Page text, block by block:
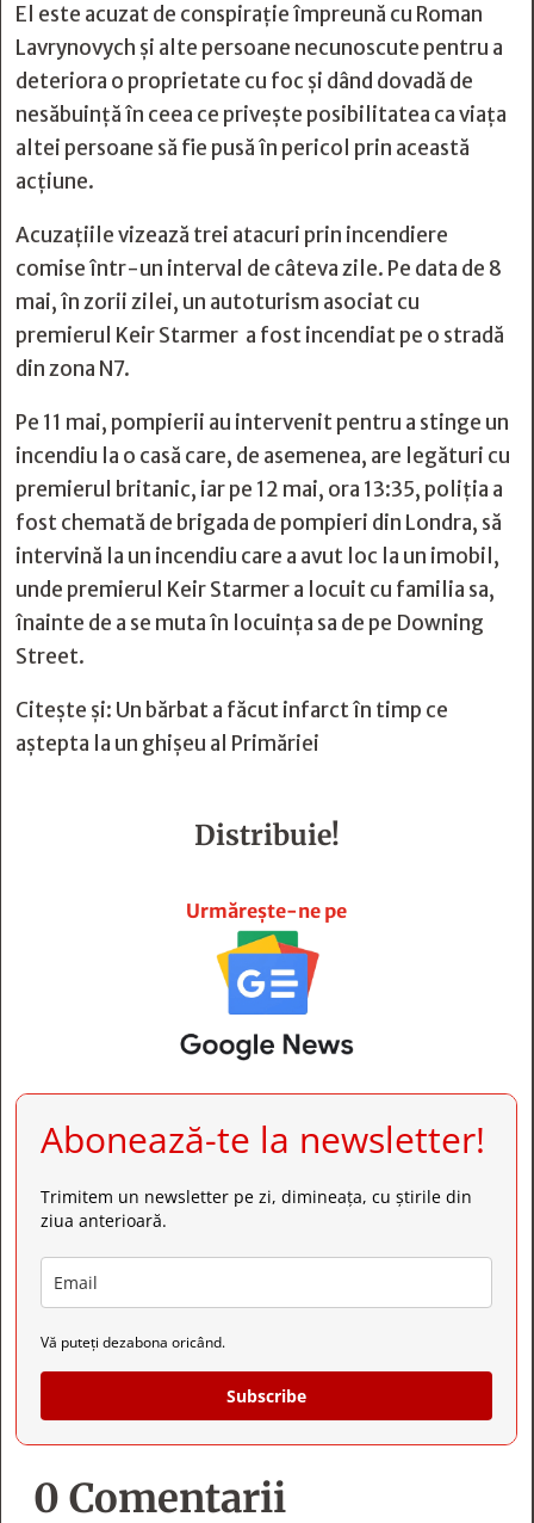
El este acuzat de conspirație împreună cu Roman
Lavrynovych și alte persoane necunoscute pentru a
deteriora o proprietate cu foc și dând dovadă de
nesăbuință în ceea ce privește posibilitatea ca viața
altei persoane să fie pusă în pericol prin această
acțiune.
Acuzațiile vizează trei atacuri prin incendiere
comise într-un interval de câteva zile. Pe data de 8
mai, în zorii zilei, un autoturism asociat cu
premierul Keir Starmer a fost incendiat pe o stradă
din zona N7.
Pe 11 mai, pompierii au intervenit pentru a stinge un
incendiu la o casă care, de asemenea, are legături cu
premierul britanic, iar pe 12 mai, ora 13:35, poliția a
fost chemată de brigada de pompieri din Londra, să
intervină la un incendiu care a avut loc la un imobil,
unde premierul Keir Starmer a locuit cu familia sa,
înainte de a se muta în locuința sa de pe Downing
Street.
Citește și: Un bărbat a făcut infarct în timp ce
aștepta la un ghișeu al Primăriei
Distribuie!
Urmărește-ne pe
Abonează-te la newsletter!
Trimitem un newsletter pe zi, dimineața, cu știrile din
ziua anterioară.
Vă puteți dezabona oricând.
Subscribe
0 Comentarii